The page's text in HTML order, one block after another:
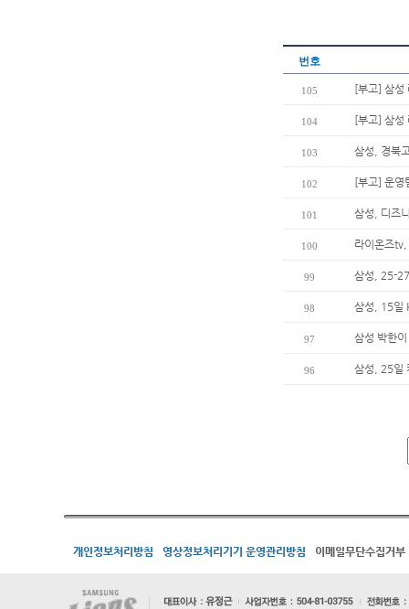
번호
105 [부고] 삼성
104 [부고] 삼성
103 삼성, 경북
102 [부고] 운영
101 삼성, 디즈
100 라이온즈
99 삼성, 25-
98 삼성, 15일
97 삼성 박한
96 삼성, 25일
개인정보처리방침 영상정보처리기기 운영관리방침 이메일무단수집거부